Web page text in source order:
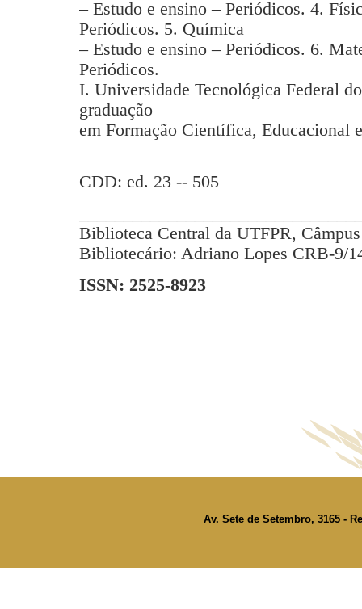
– Estudo e ensino – Periódicos. 4.
Periódicos. 5. Química
– Estudo e ensino – Periódicos. 6.
Periódicos.
I. Universidade Tecnológica Federal
graduação
em Formação Científica, Educacional
CDD: ed. 23 -- 505
Biblioteca Central da UTFPR,
Bibliotecário: Adriano Lopes CRB-9/
ISSN: 2525-8923
Av. Sete de Setembro, 3165 -